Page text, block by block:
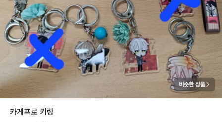
비슷한 상품
카게프로 키링